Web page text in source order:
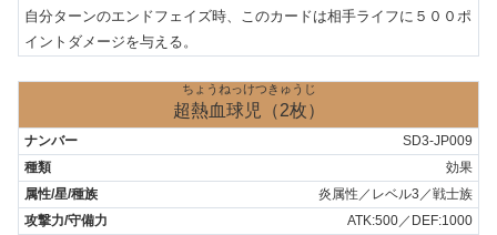
自分ターンのエンドフェイズ時、このカードは相手ライフに５００ポ
イントダメージを与える。
ちょうねっけつきゅうじ
超熱血球児（2枚）
SD3-JP009
効果
炎属性／レベル3／戦士族
ATK:500／DEF:1000